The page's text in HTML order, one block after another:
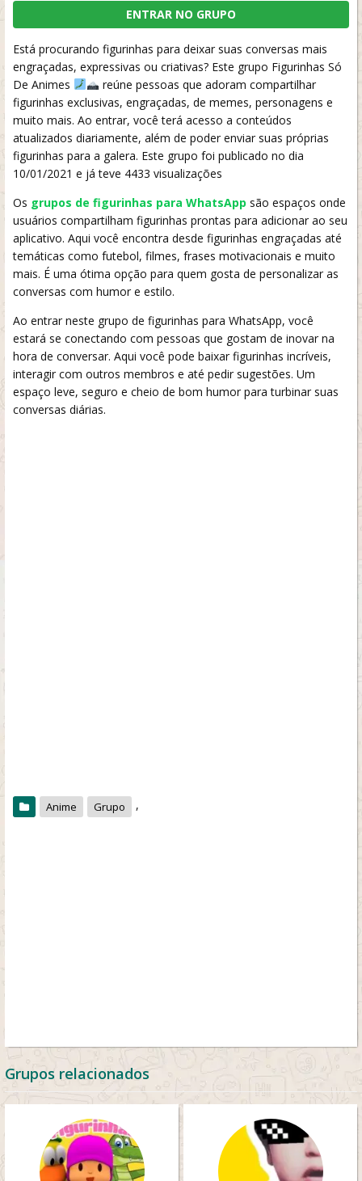
ENTRAR NO GRUPO
Está procurando figurinhas para deixar suas conversas mais
engraçadas, expressivas ou criativas? Este grupo Figurinhas Só
De Animes
reúne pessoas que adoram compartilhar
figurinhas exclusivas, engraçadas, de memes, personagens e
muito mais. Ao entrar, você terá acesso a conteúdos
atualizados diariamente, além de poder enviar suas próprias
figurinhas para a galera. Este grupo foi publicado no dia
10/01/2021 e já teve 4433 visualizações
Os grupos de figurinhas para WhatsApp são espaços onde
usuários compartilham figurinhas prontas para adicionar ao seu
aplicativo. Aqui você encontra desde figurinhas engraçadas até
temáticas como futebol, filmes, frases motivacionais e muito
mais. É uma ótima opção para quem gosta de personalizar as
conversas com humor e estilo.
Ao entrar neste grupo de figurinhas para WhatsApp, você
estará se conectando com pessoas que gostam de inovar na
hora de conversar. Aqui você pode baixar figurinhas incríveis,
interagir com outros membros e até pedir sugestões. Um
espaço leve, seguro e cheio de bom humor para turbinar suas
conversas diárias.
Anime ,
Grupo
Grupos relacionados